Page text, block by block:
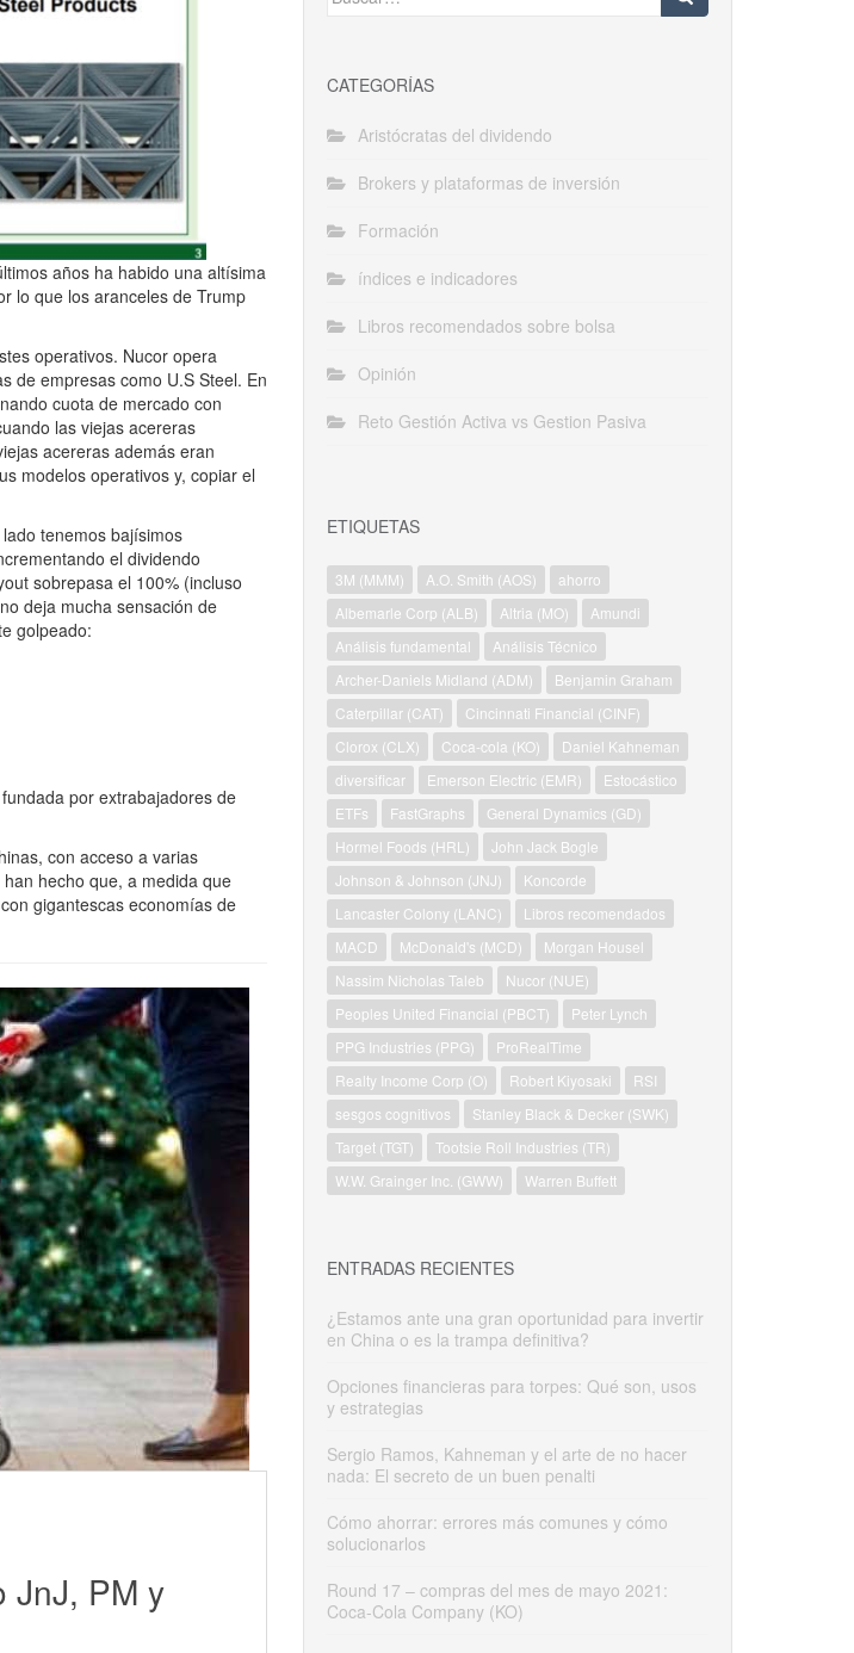
años ha habido una altísima
lo que los aranceles de Trump
operativos. Nucor opera
de empresas como U.S Steel. En
cuota de mercado con
las viejas acereras
acereras además eran
modelos operativos y, copiar el
tenemos bajísimos
el dividendo
sobrepasa el 100% (incluso
deja mucha sensación de
golpeado:
por extrabajadores de
con acceso a varias
hecho que, a medida que
gigantescas economías de
JnJ, PM y
CATEGORÍAS
Aristócratas del dividendo
Brokers y plataformas de inversión
Formación
índices e indicadores
Libros recomendados sobre bolsa
Opinión
Reto Gestión Activa vs Gestion Pasiva
ETIQUETAS
3M (MMM) A.O. Smith (AOS)
ahorro
Albemarle Corp (ALB)
Altria (MO)
Amundi
Análisis fundamental
Análisis Técnico
Archer-Daniels Midland (ADM)
Benjamin Graham
Caterpillar (CAT)
Cincinnati Financial (CINF)
Clorox (CLX)
Coca-cola (KO)
Daniel Kahneman
diversificar
Emerson Electric (EMR)
Estocástico
ETFs
FastGraphs
General Dynamics (GD)
Hormel Foods (HRL)
John Jack Bogle
Johnson & Johnson (JNJ)
Koncorde
Lancaster Colony (LANC)
Libros recomendados
MACD
McDonald's (MCD)
Morgan Housel
Nassim Nicholas Taleb
Nucor (NUE)
Peoples United Financial (PBCT)
Peter Lynch
PPG Industries (PPG)
ProRealTime
Realty Income Corp (O)
Robert Kiyosaki
RSI
sesgos cognitivos
Stanley Black & Decker (SWK)
Target (TGT)
Tootsie Roll Industries (TR)
W.W. Grainger Inc. (GWW)
Warren Buffett
ENTRADAS RECIENTES
¿Estamos ante una gran oportunidad para invertir
en China o es la trampa definitiva?
Opciones financieras para torpes: Qué son, usos
y estrategias
Sergio Ramos, Kahneman y el arte de no hacer
nada: El secreto de un buen penalti
Cómo ahorrar: errores más comunes y cómo
solucionarlos
Round 17 – compras del mes de mayo 2021:
Coca-Cola Company (KO)